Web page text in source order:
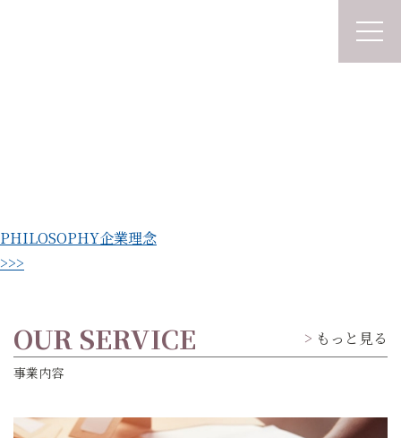
PHILOSOPHY企業理念
>>>
OUR SERVICE もっと見る
事業内容